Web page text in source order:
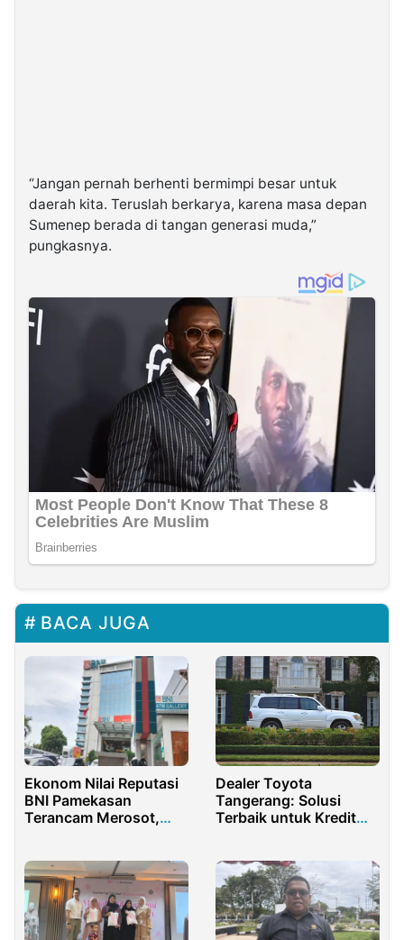
“Jangan pernah berhenti bermimpi besar untuk
daerah kita. Teruslah berkarya, karena masa depan
Sumenep berada di tangan generasi muda,”
pungkasnya.
BACA JUGA
Ekonom Nilai Reputasi
BNI Pamekasan
Terancam Merosot,
Dealer Toyota
Tangerang: Solusi
Terbaik untuk Kredit